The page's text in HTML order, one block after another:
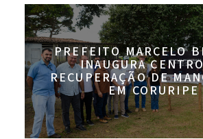
PREFEITO MARCELO
INAUGURA
RECUPERAÇÃO DE
EM CORURIPE